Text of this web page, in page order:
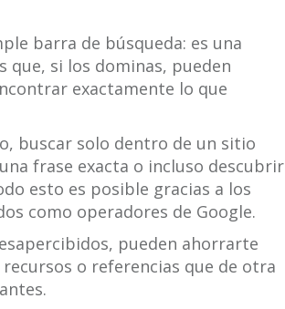
barra de búsqueda: es una
que, si los dominas, pueden
exactamente lo que
buscar solo dentro de un sitio
frase exacta o incluso descubrir
esto es posible gracias a los
como operadores de Google.
pueden ahorrarte
o referencias que de otra